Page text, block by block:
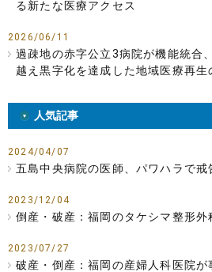
る新たな医療アクセス
2026/06/11
過疎地の赤字公立3病院が機能統合
越え黒字化を達成した地域医療再生
人気記事
2024/04/07
五島中央病院の医師、パワハラで戒
2023/12/04
倒産・破産：福岡のタケシマ整形
2023/07/27
破産・倒産：福岡の産婦人科医院